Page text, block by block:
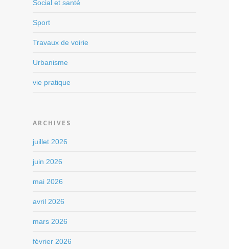
Social et santé
Sport
Travaux de voirie
Urbanisme
vie pratique
ARCHIVES
juillet 2026
juin 2026
mai 2026
avril 2026
mars 2026
février 2026